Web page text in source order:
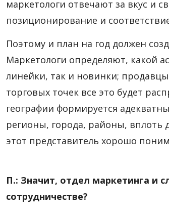
маркетологи отвечают за вкус и
позиционирование и
Поэтому и план на год должен
Маркетологи определяют, какой
линейки, так и новинки;
торговых точек все это будет
географии формируется
регионы, города, районы, вплоть
этот представитель хорошо
П.: Значит, отдел маркетинга и
сотрудничестве?